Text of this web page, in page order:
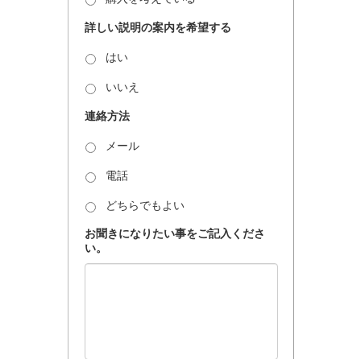
詳しい説明の案内を希望する
はい
いいえ
連絡方法
メール
電話
どちらでもよい
お聞きになりたい事をご記入くださ
い。